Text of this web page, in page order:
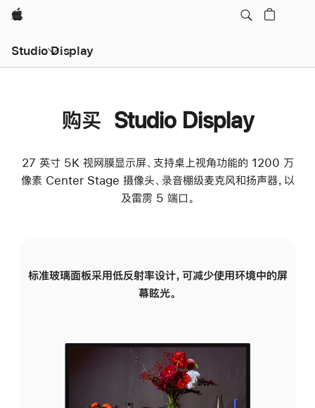
Apple
Studio Display
购买 Studio Display
27 英寸 5K 视网膜显示屏、支持桌上视角功能的 1200 万
像素 Center Stage 摄像头、录音棚级麦克风和扬声器，以
及雷雳 5 端口。
标准玻璃面板采用低反射率设计，可减少使用环境中的屏
幕眩光。